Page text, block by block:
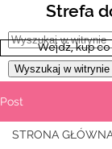
Strefa
Wejdż, kup
Post
STRONA